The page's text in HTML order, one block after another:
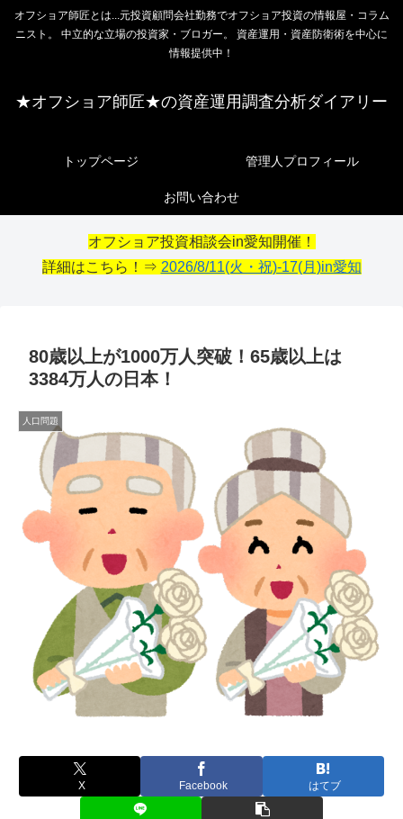
オフショア師匠とは...元投資顧問会社勤務でオフショア投資の情報屋・コラム
ニスト。 中立的な立場の投資家・ブロガー。 資産運用・資産防衛術を中心に
情報提供中！
★オフショア師匠★の資産運用調査分析ダイアリー
トップページ 管理人プロフィール
お問い合わせ
オフショア投資相談会in愛知開催！
詳細はこちら！⇒ 2026/8/11(火・祝)-17(月)in愛知
80歳以上が1000万人突破！65歳以上は
3384万人の日本！
人口問題
X Facebook はてブ